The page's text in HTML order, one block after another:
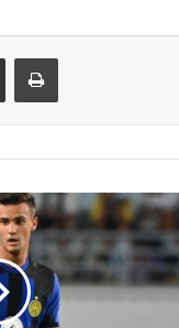
Partager par email Imprimer